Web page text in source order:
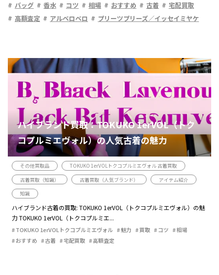
バッグ
香水 コツ 相場 おすすめ 古着
宅配買取
高額査定
アルベロベロ プリーツプリーズ／イッセイミヤケ
ハイブランド買取：TOKUKO 1erVOL（トク
コプルミエヴォル）の人気古着の魅力
その他買取品
TOKUKO 1erVOLトクコプルミエヴォル 古着買取
古着買取（知識）
古着買取（人気ブランド）
アイテム紹介
知識
ハイブランド古着の買取: TOKUKO 1erVOL（トクコプルミエヴォル）の魅
力 TOKUKO 1erVOL（トクコプルミエ...
TOKUKO 1erVOLトクコプルミエヴォル 魅力 買取 コツ
相場
おすすめ
古着 宅配買取 高額査定